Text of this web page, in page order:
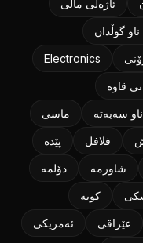
ئاژەڵی ماڵی
گوڵدان
Electronics
قاوە
سەبەتە ماسی
فلافل پێدە
شاورمە دۆلمە
كوبه
عێراقی ئەمریکی